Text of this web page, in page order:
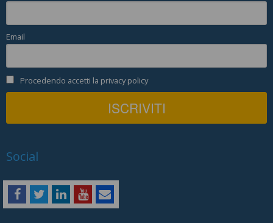
Email
Procedendo accetti la privacy policy
Social